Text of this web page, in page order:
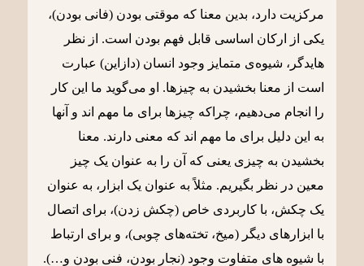
مرکزیت دارد، بدین معنا که موقتی بودن (فانی بودن)،
یکی از ارکان اساسی قابل فهم بودن است. از نظر
هایدگر، شیوه‌ی متمایز وجود انسان (دازاین) عبارت
است از معنا بخشیدن به چیزها. او می‌گوید ما این کار
را انجام می‌دهیم، چراکه چیزها برای ما مهم اند و آنها
به این دلیل برای ما مهم اند که معنی دارند. معنا
بخشیدن به چیزی یعنی که آن را به عنوان یک چیز
معین در نظر بگیریم. مثلاً به عنوان یک ابزار، به عنوان
یک چکش، با کاربردی خاص (چکش زدن)، برای اتصال
با ابزارهای دیگر (میخ، تخته‌های چوبی)، و برای ارتباط
با شیوه های متفاوت وجود (نجار بودن، فنی بودن و…).